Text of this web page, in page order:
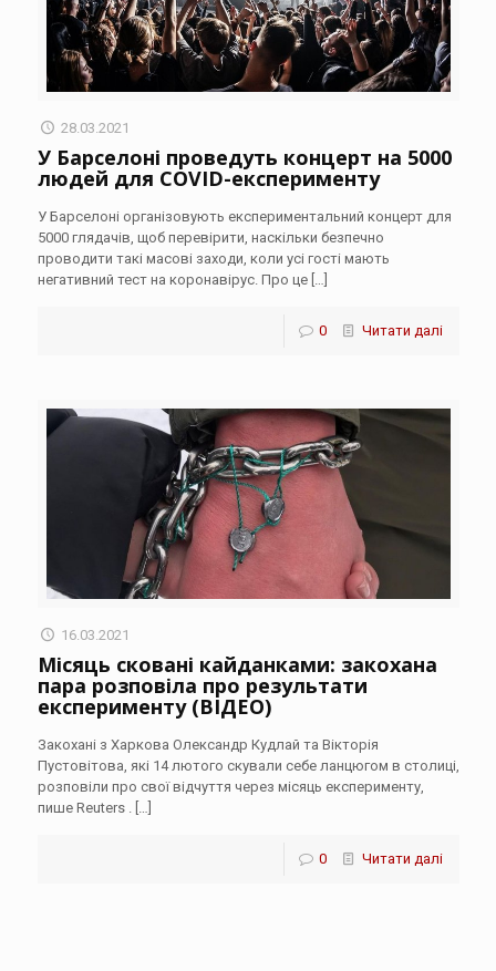
28.03.2021
У Барселоні проведуть концерт на 5000
людей для COVID-експерименту
У Барселоні організовують експериментальний концерт для
5000 глядачів, щоб перевірити, наскільки безпечно
проводити такі масові заходи, коли усі гості мають
негативний тест на коронавірус. Про це[…]
0 Читати далі
16.03.2021
Місяць сковані кайданками: закохана
пара розповіла про результати
експерименту (ВІДЕО)
Закохані з Харкова Олександр Кудлай та Вікторія
Пустовітова, які 14 лютого скували себе ланцюгом в столиці,
розповіли про свої відчуття через місяць експерименту,
пише Reuters .[…]
0 Читати далі